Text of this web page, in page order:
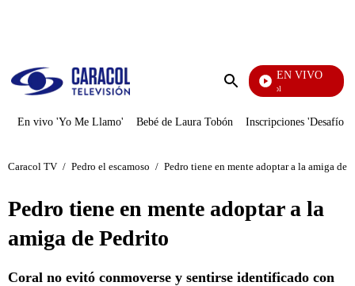
Enviar
EN VIVO
Noticias Caracol
En vivo 'Yo Me Llamo' Bebé de Laura Tobón Inscripciones 'Desafío'
Caracol TV / Pedro el escamoso / Pedro tiene en mente adoptar a la amiga de
Pedro tiene en mente adoptar a la
amiga de Pedrito
Coral no evitó conmoverse y sentirse identificado con